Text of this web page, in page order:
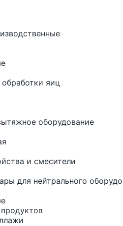
яиц
оборудование
и смесители
для нейтрального